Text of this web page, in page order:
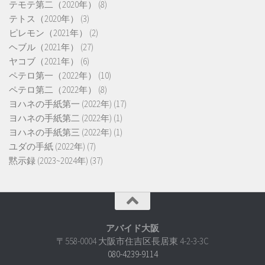
テモテ第二（2020年）
(8)
テトス（2020年）
(3)
ピレモン（2021年）
(2)
ヘブル（2021年）
(27)
ヤコブ（2021年）
(6)
ペテロ第一（2022年）
(10)
ペテロ第二（2022年）
(8)
ヨハネの手紙第一 (2022年) (17)
ヨハネの手紙第二 (2022年) (1)
ヨハネの手紙第三 (2022年) (1)
ユダの手紙 (2022年) (7)
黙示録 (2023~2024年) (37)
アバイド大阪
〒558-0004 大阪市住吉区長居東 4-2-3-3C
080-4239-9114